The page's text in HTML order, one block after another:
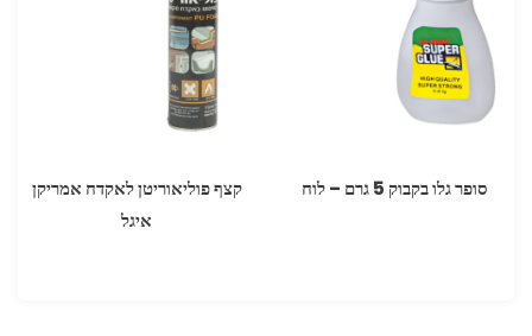
סופר גלו בקבוק 5 גרם – לוח
קצף פוליאוריטן לאקדח אמריקן
איגל